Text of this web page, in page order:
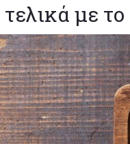
τελικά με